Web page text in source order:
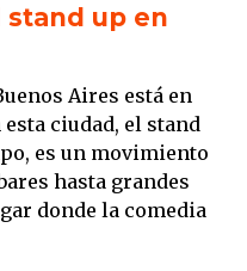
stand up en
Aires está en
ciudad, el stand
es un movimiento
hasta grandes
donde la comedia